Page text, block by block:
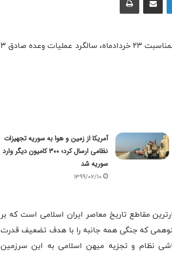
بیانیه س‍پاه پاسداران انقلاب اسلامی بمناسبت ۲۳ خردادماه، سالگرد عملیات وعده صادق ۳
آمریکا از زمین و هوا به سوریه تجهیزات
نظامی ارسال کرد؛ 300 کامیون دیگر وارد
سوریه شد
1399/02/10
مقاطع تاریخ معاصر ایران اسلامی است که بر
که جنگی همه جانبه را با هدف تضعیف قدرت
نظام و تجزیه میهن اسلامی به این سرزمین